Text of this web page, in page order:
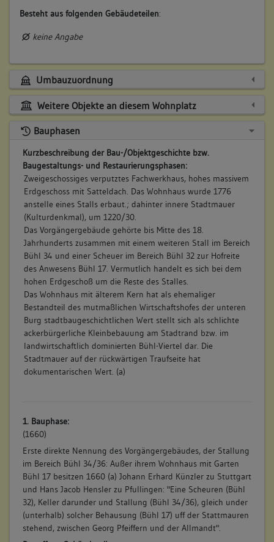
Besteht aus folgenden Gebäudeteilen:
keine Angabe
Umbauzuordnung
Weitere Objekte an diesem Wohnplatz
Bauphasen
Kurzbeschreibung der Bau-/Objektgeschichte bzw.
Baugestaltungs- und Restaurierungsphasen:
Zweigeschossiges verputztes Fachwerkhaus, hohes massivem
Erdgeschoss mit Satteldach. Das Wohnhaus wurde 1776
anstelle eines Stalls erbaut.; dahinter innere Stadtmauer
(Kulturdenkmal), um 1220/30.
Das Vorgängergebäude gehörte bis Mitte des 18.
Jahrhunderts zusammen mit einem weiteren Stall im Bereich
Bühl 34 und einer Scheuer im Bereich Bühl 32 zur Hofreite
des Anwesens Bühl 17. Vermutlich handelt es sich bei dem
hohen Erdgeschoß um die Reste des Stalles.
Das Wohnhaus mit älterem Kern hat als ehemaliger
Bestandteil des mutmaßlichen Wirtschaftshofes der unteren
Burg stadtbaugeschichtlichen Wert stellt sich als schlichte
ackerbürgerliche Kleinbebauung am Stadtrand bzw. im
landwirtschaftlich dominierten Bühl-Viertel dar. Die
Stadtmauer auf der rückwärtigen Traufseite hat
dokumentarischen Wert. (a)
1. Bauphase:
(1660)
Erste direkte Nennung des Vorgängergebäudes, der Stallung
im Bereich Bühl 34/36: Außer ihrem Wohnhaus mit Garten
Bühl 17 besitzen 1660 (a) Johann Erhard Künzler zu Stuttgart
und Hans Jacob Hensler zu Pfullingen: "Eine Scheuren (Bühl
32), Keller darunder und Stallung (Bühl 34/36), gleich under
(unterhalb) solcher Behausung (Bühl 17) uff der Stattmauren
stehend, zwischen Georg Pfeiffern und der Allmandt".